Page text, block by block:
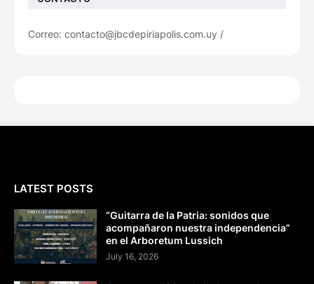
Correo: contacto@jbcdepiriapolis.com.uy /
LATEST POSTS
“Guitarra de la Patria: sonidos que
acompañaron nuestra independencia”
en el Arboretum Lussich
July 16, 2026